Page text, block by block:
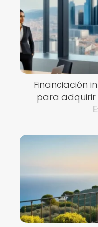
Financiación
para adquirir